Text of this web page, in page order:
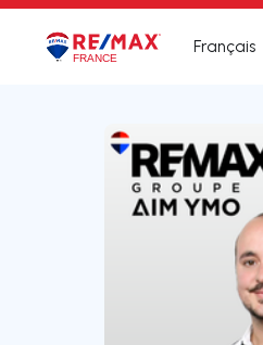
LogoAller à la page d’accueil
Français